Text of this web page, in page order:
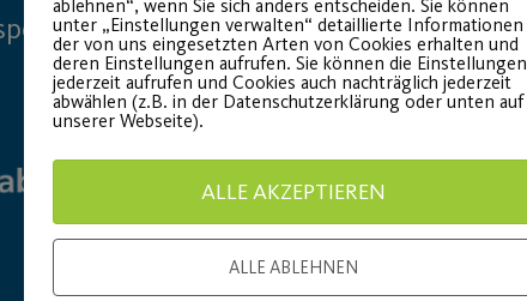
Generalausrüster
ablehnen“, wenn Sie sich anders entscheiden. Sie können
unter „Einstellungen verwalten“ detaillierte Informationen
der von uns eingesetzten Arten von Cookies erhalten und
deren Einstellungen aufrufen. Sie können die Einstellungen
jederzeit aufrufen und Cookies auch nachträglich jederzeit
abwählen (z.B. in der Datenschutzerklärung oder unten auf
unserer Webseite).
ALLE AKZEPTIEREN
ALLE ABLEHNEN